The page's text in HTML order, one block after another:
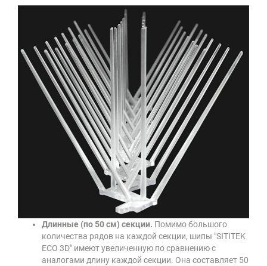
Длинные (по 50 см) секции. Помимо большого
количества рядов на каждой секции, шипы "SITITEK
ECO 3D" имеют увеличенную по сравнению с
аналогами длину каждой секции. Она составляет 50